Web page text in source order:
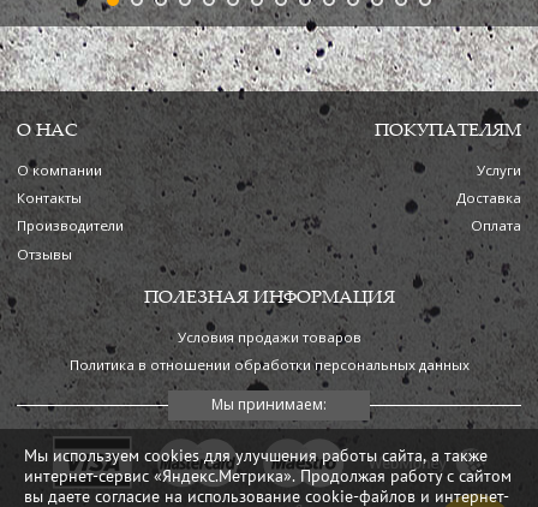
О НАС
О компании
Контакты
Производители
Отзывы
ПОКУПАТЕЛЯМ
Услуги
Доставка
Оплата
ПОЛЕЗНАЯ ИНФОРМАЦИЯ
Условия продажи товаров
Политика в отношении обработки персональных данных
Мы используем cookies для улучшения работы сайта, а также
интернет-сервис «Яндекс.Метрика». Продолжая работу с сайтом
вы даете согласие на использование cookie-файлов и интернет-